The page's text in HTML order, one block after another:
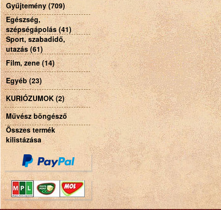
Gyűjtemény (709)
Egészség,
szépségápolás (41)
Sport, szabadidő,
utazás (61)
Film, zene (14)
Egyéb (23)
KURIÓZUMOK (2)
Művész böngésző
Összes termék
kilistázása